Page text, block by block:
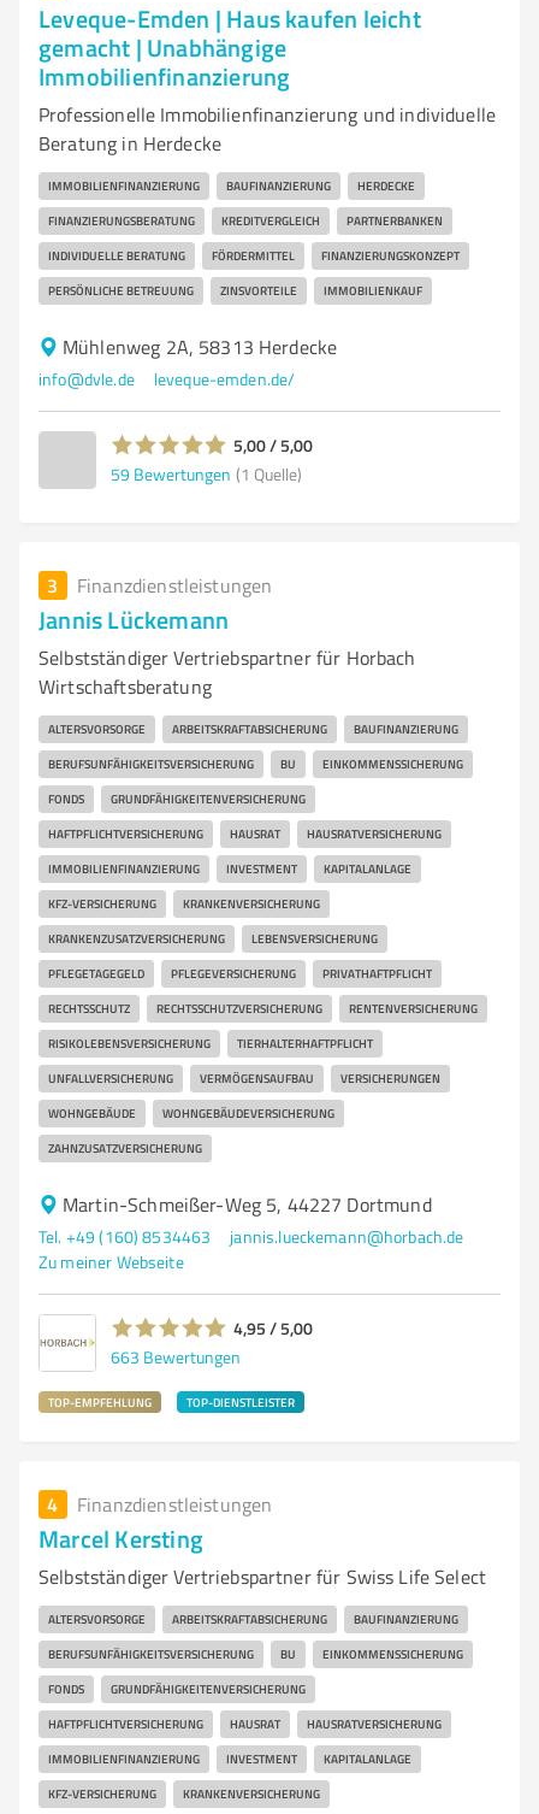
Leveque-Emden | Haus kaufen leicht
gemacht | Unabhängige
Immobilienfinanzierung
Professionelle Immobilienfinanzierung und individuelle
Beratung in Herdecke
IMMOBILIENFINANZIERUNG BAUFINANZIERUNG HERDECKE
FINANZIERUNGSBERATUNG KREDITVERGLEICH PARTNERBANKEN
INDIVIDUELLE BERATUNG FÖRDERMITTEL FINANZIERUNGSKONZEPT
PERSÖNLICHE BETREUUNG ZINSVORTEILE IMMOBILIENKAUF
Mühlenweg 2A, 58313 Herdecke
info@dvle.de leveque-emden.de/
5,00 / 5,00
59 Bewertungen (1 Quelle)
3 Finanzdienstleistungen
Jannis Lückemann
Selbstständiger Vertriebspartner für Horbach
Wirtschaftsberatung
ALTERSVORSORGE ARBEITSKRAFTABSICHERUNG BAUFINANZIERUNG
BERUFSUNFÄHIGKEITSVERSICHERUNG BU EINKOMMENSSICHERUNG
FONDS GRUNDFÄHIGKEITENVERSICHERUNG
HAFTPFLICHTVERSICHERUNG HAUSRAT HAUSRATVERSICHERUNG
IMMOBILIENFINANZIERUNG INVESTMENT KAPITALANLAGE
KFZ-VERSICHERUNG KRANKENVERSICHERUNG
KRANKENZUSATZVERSICHERUNG LEBENSVERSICHERUNG
PFLEGETAGEGELD PFLEGEVERSICHERUNG PRIVATHAFTPFLICHT
RECHTSSCHUTZ RECHTSSCHUTZVERSICHERUNG RENTENVERSICHERUNG
RISIKOLEBENSVERSICHERUNG TIERHALTERHAFTPFLICHT
UNFALLVERSICHERUNG VERMÖGENSAUFBAU VERSICHERUNGEN
WOHNGEBÄUDE WOHNGEBÄUDEVERSICHERUNG
ZAHNZUSATZVERSICHERUNG
Martin-Schmeißer-Weg 5, 44227 Dortmund
Tel. +49 (160) 8534463
jannis.lueckemann@horbach.de
Zu meiner Webseite
4,95 / 5,00
663 Bewertungen
TOP-EMPFEHLUNG TOP-DIENSTLEISTER
4 Finanzdienstleistungen
Marcel Kersting
Selbstständiger Vertriebspartner für Swiss Life Select
ALTERSVORSORGE ARBEITSKRAFTABSICHERUNG BAUFINANZIERUNG
BERUFSUNFÄHIGKEITSVERSICHERUNG BU EINKOMMENSSICHERUNG
FONDS GRUNDFÄHIGKEITENVERSICHERUNG
HAFTPFLICHTVERSICHERUNG HAUSRAT HAUSRATVERSICHERUNG
IMMOBILIENFINANZIERUNG INVESTMENT KAPITALANLAGE
KFZ-VERSICHERUNG KRANKENVERSICHERUNG